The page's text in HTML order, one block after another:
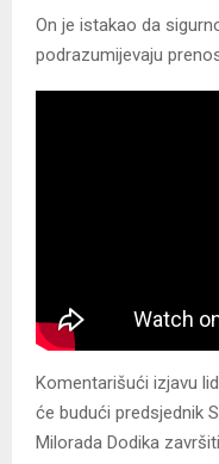
On je istakao da
podrazumijevaju
Komentarišući izjavu
će budući predsjednik
Milorada Dodika